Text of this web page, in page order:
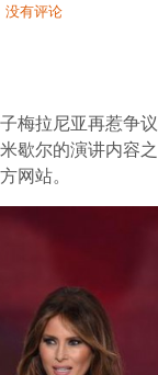
没有评论
梅拉尼亚再惹争
歇尔的演讲内容
网站。